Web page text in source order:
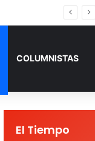
COLUMNISTAS
El Tiempo